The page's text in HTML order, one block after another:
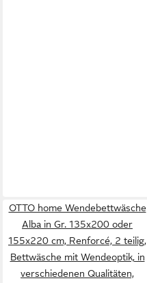
OTTO home Wendebettwäsche
Alba in Gr. 135x200 oder
155x220 cm, Renforcé, 2 teilig,
Bettwäsche mit Wendeoptik, in
verschiedenen Qualitäten,